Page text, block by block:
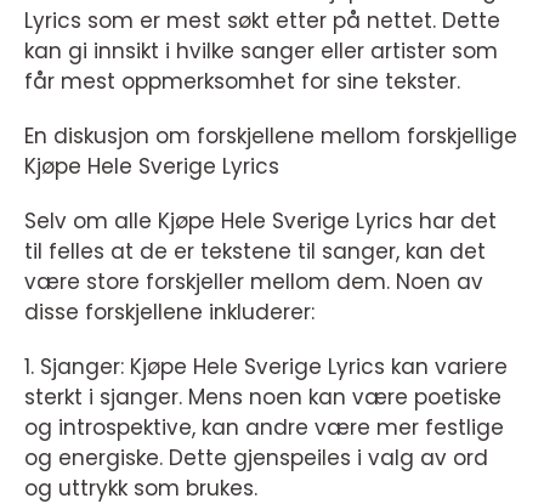
Lyrics som er mest søkt etter på nettet. Dette
kan gi innsikt i hvilke sanger eller artister som
får mest oppmerksomhet for sine tekster.
En diskusjon om forskjellene mellom forskjellige
Kjøpe Hele Sverige Lyrics
Selv om alle Kjøpe Hele Sverige Lyrics har det
til felles at de er tekstene til sanger, kan det
være store forskjeller mellom dem. Noen av
disse forskjellene inkluderer:
1. Sjanger: Kjøpe Hele Sverige Lyrics kan variere
sterkt i sjanger. Mens noen kan være poetiske
og introspektive, kan andre være mer festlige
og energiske. Dette gjenspeiles i valg av ord
og uttrykk som brukes.